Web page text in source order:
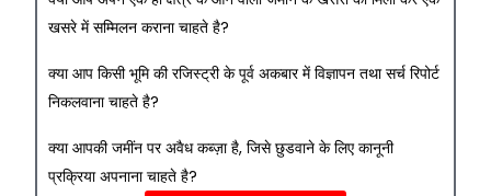
खसरे में सम्मिलन कराना चाहते है?
क्या आप किसी भूमि की रजिस्ट्री के पूर्व अकबार में विज्ञापन तथा सर्च रिपोर्ट
निकलवाना चाहते है?
क्या आपकी जमींन पर अवैध कब्ज़ा है, जिसे छुडवाने के लिए कानूनी
प्रक्रिया अपनाना चाहते है?